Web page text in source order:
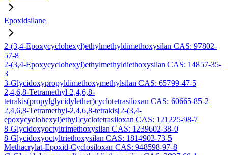
Epoxidsilane
2-(3,4-Epoxycyclohexyl)ethylmethyldimethoxysilan CAS: 97802-
57-8
2-(3,4-Epoxycyclohexyl)ethylmethyldiethoxysilan CAS: 14857-35-
3
3-Glycidoxypropyldimethoxymethylsilan CAS: 65799-47-5
2,4,6,8-Tetramethyl-2,4,6,8-
tetrakis(propylglycidylether)cyclotetrasiloxan CAS: 60665-85-2
2,4,6,8-Tetramethyl-2,4,6,8-tetrakis[2-(3,4-
epoxycyclohexyl)ethyl]cyclotetrasiloxan CAS: 121225-98-7
8-Glycidoxyoctyltrimethoxysilan CAS: 1239602-38-0
8-Glycidoxyoctyltriethoxysilan CAS: 1814903-73-5
Methacrylat-Epoxid-Cyclosiloxan CAS: 948598-97-8